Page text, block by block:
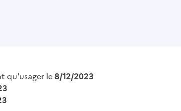
qu'usager le8/12/2023